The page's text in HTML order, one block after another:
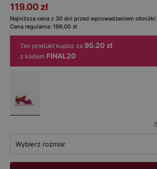
119.00 zł
Najniższa cena z 30 dni przed wprowadzeniem obniżki:
Cena regularna: 199.00 zł
Ten produkt kupisz za 95.20 zł
z kodem FINAL20
Wybierz rozmiar